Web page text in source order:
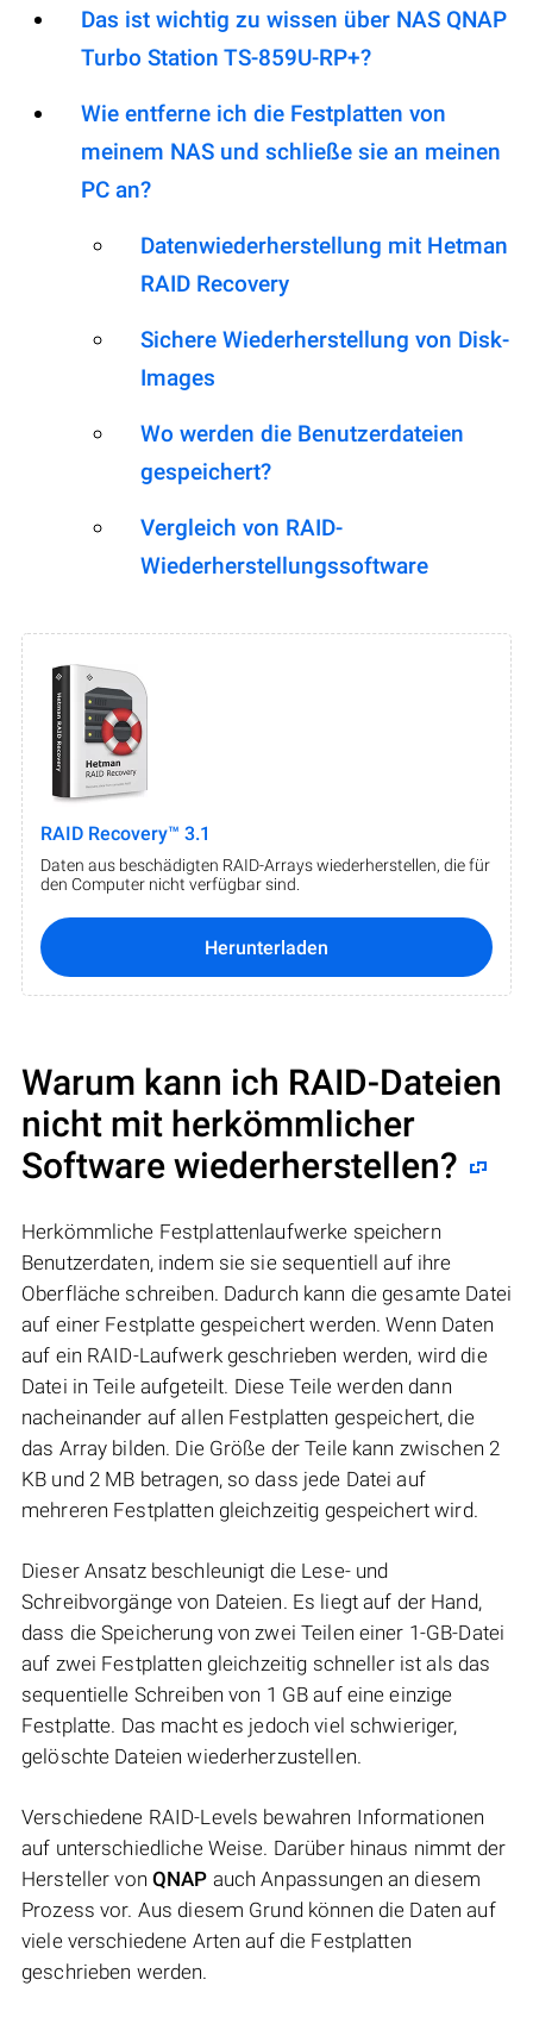
Das ist wichtig zu wissen über NAS QNAP
Turbo Station TS-859U-RP+?
Wie entferne ich die Festplatten von
meinem NAS und schließe sie an meinen
PC an?
Datenwiederherstellung mit Hetman
RAID Recovery
Sichere Wiederherstellung von Disk-
Images
Wo werden die Benutzerdateien
gespeichert?
Vergleich von RAID-
Wiederherstellungssoftware
RAID Recovery™ 3.1
Daten aus beschädigten RAID-Arrays wiederherstellen, die für
den Computer nicht verfügbar sind.
Herunterladen
Warum kann ich RAID-Dateien
nicht mit herkömmlicher
Software wiederherstellen?
Herkömmliche Festplattenlaufwerke speichern
Benutzerdaten, indem sie sie sequentiell auf ihre
Oberfläche schreiben. Dadurch kann die gesamte Datei
auf einer Festplatte gespeichert werden. Wenn Daten
auf ein RAID-Laufwerk geschrieben werden, wird die
Datei in Teile aufgeteilt. Diese Teile werden dann
nacheinander auf allen Festplatten gespeichert, die
das Array bilden. Die Größe der Teile kann zwischen 2
KB und 2 MB betragen, so dass jede Datei auf
mehreren Festplatten gleichzeitig gespeichert wird.
Dieser Ansatz beschleunigt die Lese- und
Schreibvorgänge von Dateien. Es liegt auf der Hand,
dass die Speicherung von zwei Teilen einer 1-GB-Datei
auf zwei Festplatten gleichzeitig schneller ist als das
sequentielle Schreiben von 1 GB auf eine einzige
Festplatte. Das macht es jedoch viel schwieriger,
gelöschte Dateien wiederherzustellen.
Verschiedene RAID-Levels bewahren Informationen
auf unterschiedliche Weise. Darüber hinaus nimmt der
Hersteller von QNAP auch Anpassungen an diesem
Prozess vor. Aus diesem Grund können die Daten auf
viele verschiedene Arten auf die Festplatten
geschrieben werden.